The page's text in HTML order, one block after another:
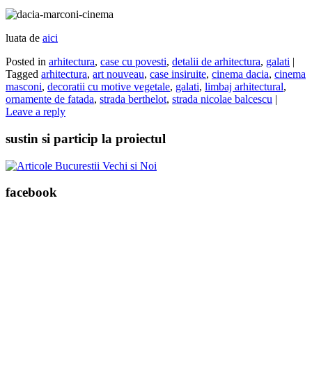
luata de aici
Posted in arhitectura, case cu povesti, detalii de arhitectura, galati |
Tagged arhitectura, art nouveau, case insiruite, cinema dacia, cinema
masconi, decoratii cu motive vegetale, galati, limbaj arhitectural,
ornamente de fatada, strada berthelot, strada nicolae balcescu |
Leave a reply
sustin si particip la proiectul
facebook